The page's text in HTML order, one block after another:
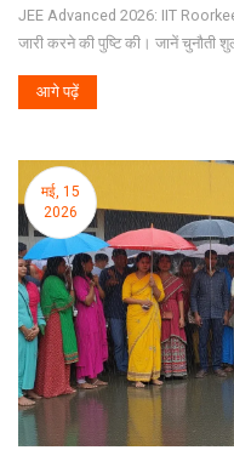
JEE Advanced 2026: IIT
जारी करने की पुष्टि की। जानें चुनौती
आगे पढ़ें
मई, 15
2026